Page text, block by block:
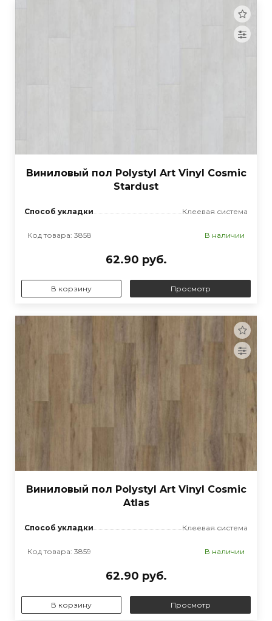
Виниловый пол Polystyl Art Vinyl Cosmic
Stardust
Способ укладки Клеевая система
Код товара: 3858 В наличии
62.90 руб.
В корзину Просмотр
Виниловый пол Polystyl Art Vinyl Cosmic
Atlas
Способ укладки Клеевая система
Код товара: 3859 В наличии
62.90 руб.
В корзину Просмотр